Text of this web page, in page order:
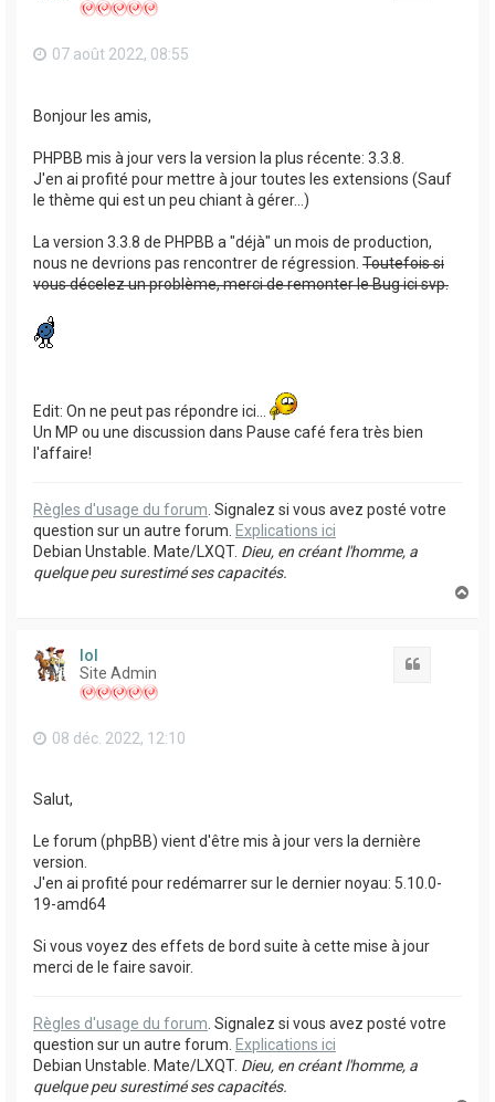
07 août 2022, 08:55
Bonjour les amis,
PHPBB mis à jour vers la version la plus récente: 3.3.8.
J'en ai profité pour mettre à jour toutes les extensions (Sauf
le thème qui est un peu chiant à gérer...)
La version 3.3.8 de PHPBB a "déjà" un mois de production,
nous ne devrions pas rencontrer de régression. Toutefois si
vous décelez un problème, merci de remonter le Bug ici svp.
Edit: On ne peut pas répondre ici...
Un MP ou une discussion dans Pause café fera très bien
l'affaire!
Règles d'usage du forum . Signalez si vous avez posté votre
question sur un autre forum. Explications ici
Debian Unstable. Mate/LXQT. Dieu, en créant l'homme, a
quelque peu surestimé ses capacités.
lol
Site Admin
08 déc. 2022, 12:10
Salut,
Le forum (phpBB) vient d'être mis à jour vers la dernière
version.
J'en ai profité pour redémarrer sur le dernier noyau: 5.10.0-
19-amd64
Si vous voyez des effets de bord suite à cette mise à jour
merci de le faire savoir.
Règles d'usage du forum . Signalez si vous avez posté votre
question sur un autre forum. Explications ici
Debian Unstable. Mate/LXQT. Dieu, en créant l'homme, a
quelque peu surestimé ses capacités.